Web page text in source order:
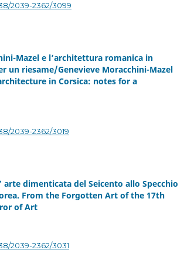
2039-2362/3099
Mazel e l’architettura romanica in
un riesame/Genevieve Moracchini-Mazel
in Corsica: notes for a
2039-2362/3019
arte dimenticata del Seicento allo Specchio
From the Forgotten Art of the 17th
of Art
2039-2362/3031